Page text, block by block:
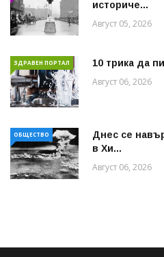
историче...
Август 05, 2026
ЗДРАВЕН ПОРТАЛ 10 трика да
Август 06, 2026
ОБЩЕСТВО
Днес се
в Хи...
Август 06, 2026